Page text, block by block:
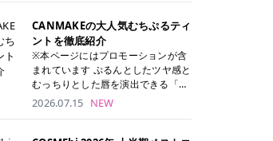
ーパッドは、化粧水があらかじめパ
ッドに含まれているため、コットン
を用意する手間がなく、忙しい朝で
もサッと使えるのが魅力です。 ま
た、保湿成分を豊富に配合した商品
が多く、拭き取り後にそのまま部分
用パックとして使えるトナーパッド
も増えています。 一方、拭き取り化
粧水は液体タイプのため、コットン
理から卒業しちゃいましょう♪ クリ
ニック 全身＋VIO 全身＋VIO＋顔 特
徴 脱毛器 詳細 フレイアクリニック
52,800円(税込)/5回 94,600円(税
込)/5回 肌への負担に配慮しなが
ら、コストパフォーマンスも重視し
たい方に！ メディオスターモノリス
メディオスターNeXT PRO 公式サイ
ト> レジーナクリニック 52,800円
(税込)/5回 99,000円(税込)/5回 ジェ
体系をはじめ、学生や友人同士でお
得になる割引キャンペーン、無料カ
ウンセリングから施術までの具体的
なステップを分かりやすく解説しま
す。 これから手軽に全身医療脱毛を
後までチェックして、ご自身にぴっ
CANMAKEの大人気むちぷるティ
ントを徹底紹介
※本ページにはプロモーションが含
まれています ぷるんとしたツヤ感と
むっちりとした唇を演出できる「C
ANMAKE（キャンメイク）むちぷる
2026.07.15 NEW